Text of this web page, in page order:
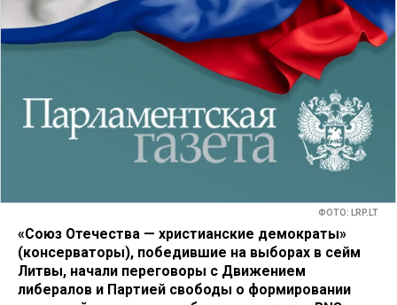
ФОТО: LRP.LT
«Союз Отечества — христианские демократы»
(консерваторы), победившие на выборах в сейм
Литвы, начали переговоры с Движением
либералов и Партией свободы о формировании